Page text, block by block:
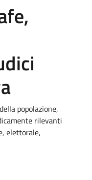
popolazione,
rilevanti
elettorale,